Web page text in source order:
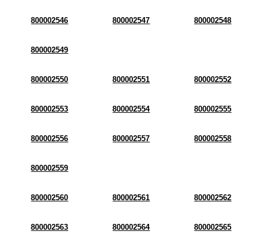
800002546 800002547 800002548
800002549
800002550 800002551 800002552
800002553 800002554 800002555
800002556 800002557 800002558
800002559
800002560 800002561 800002562
800002563 800002564 800002565